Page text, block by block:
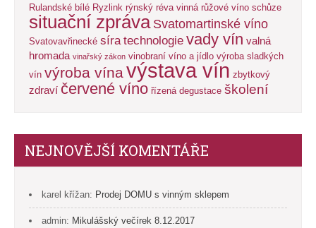
Rulandské bílé Ryzlink rýnský réva vinná růžové víno schůze
situační zpráva Svatomartinské víno
Svatovavřinecké síra technologie vady vín valná
hromada vinařský zákon vinobraní víno a jídlo výroba sladkých
vín výroba vínavýstava vín zbytkový
zdraví červené víno řízená degustace školení
NEJNOVĚJŠÍ KOMENTÁŘE
karel křížan: Prodej DOMU s vinným sklepem
admin: Mikulášský večírek 8.12.2017